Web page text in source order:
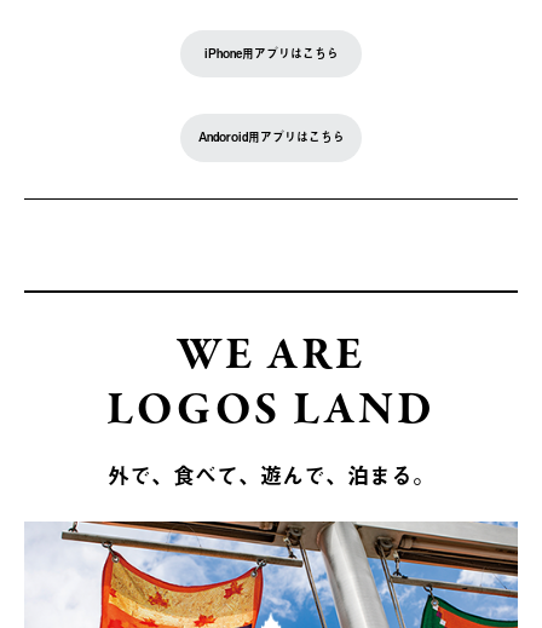
iPhone用アプリはこちら
Andoroid用アプリはこちら
WE ARE
LOGOS LAND
外で、食べて、遊んで、泊まる。